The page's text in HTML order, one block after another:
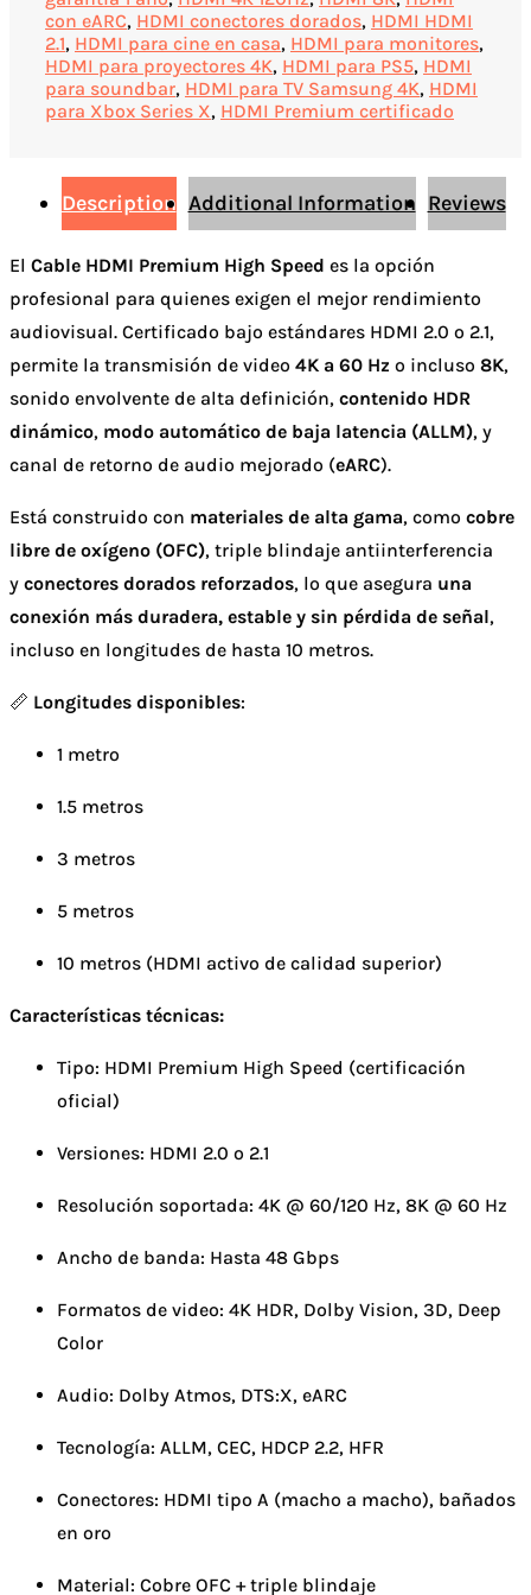
con eARC, HDMI conectores dorados, HDMI HDMI
2.1, HDMI para cine en casa, HDMI para monitores,
HDMI para proyectores 4K, HDMI para PS5, HDMI
para soundbar, HDMI para TV Samsung 4K, HDMI
para Xbox Series X, HDMI Premium certificado
Description Additional Information Reviews
El Cable HDMI Premium High Speed es la opción
profesional para quienes exigen el mejor rendimiento
audiovisual. Certificado bajo estándares HDMI 2.0 o 2.1,
permite la transmisión de video 4K a 60 Hz o incluso 8K,
sonido envolvente de alta definición, contenido HDR
dinámico, modo automático de baja latencia (ALLM), y
canal de retorno de audio mejorado (eARC).
Está construido con materiales de alta gama, como cobre
libre de oxígeno (OFC), triple blindaje antiinterferencia
y conectores dorados reforzados, lo que asegura una
conexión más duradera, estable y sin pérdida de señal,
incluso en longitudes de hasta 10 metros.
📏 Longitudes disponibles:
1 metro
1.5 metros
3 metros
5 metros
10 metros (HDMI activo de calidad superior)
Características técnicas:
Tipo: HDMI Premium High Speed (certificación
oficial)
Versiones: HDMI 2.0 o 2.1
Resolución soportada: 4K @ 60/120 Hz, 8K @ 60 Hz
Ancho de banda: Hasta 48 Gbps
Formatos de video: 4K HDR, Dolby Vision, 3D, Deep
Color
Audio: Dolby Atmos, DTS:X, eARC
Tecnología: ALLM, CEC, HDCP 2.2, HFR
Conectores: HDMI tipo A (macho a macho), bañados
en oro
Material: Cobre OFC + triple blindaje